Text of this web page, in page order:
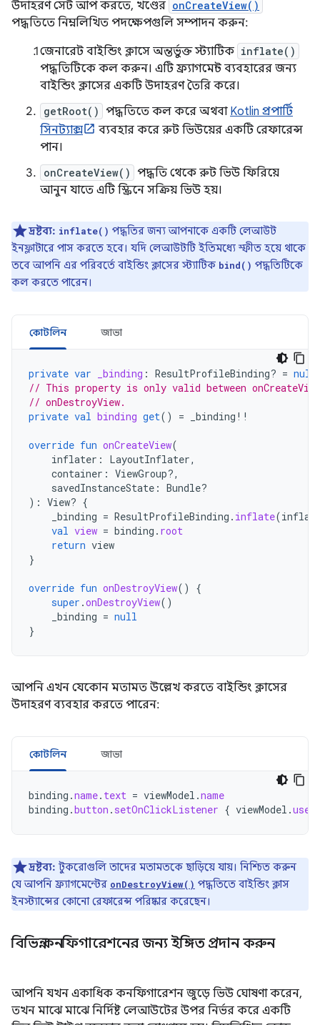
উদাহরণ সেট আপ করতে, খণ্ডের onCreateView()
পদ্ধতিতে নিম্নলিখিত পদক্ষেপগুলি সম্পাদন করুন:
জেনারেট বাইন্ডিং ক্লাসে অন্তর্ভুক্ত স্ট্যাটিক inflate()
পদ্ধতিটিকে কল করুন। এটি ফ্র্যাগমেন্ট ব্যবহারের জন্য
বাইন্ডিং ক্লাসের একটি উদাহরণ তৈরি করে।
getRoot() পদ্ধতিতে কল করে অথবা Kotlin প্রপার্টি
সিনট্যাক্স
ব্যবহার করে রুট ভিউয়ের একটি রেফারেন্স
পান।
onCreateView() পদ্ধতি থেকে রুট ভিউ ফিরিয়ে
আনুন যাতে এটি স্ক্রিনে সক্রিয় ভিউ হয়।
দ্রষ্টব্য: inflate() পদ্ধতির জন্য আপনাকে একটি লেআউট
ইনফ্লাটারে পাস করতে হবে। যদি লেআউটটি ইতিমধ্যে স্ফীত হয়ে থাকে
তবে আপনি এর পরিবর্তে বাইন্ডিং ক্লাসের স্ট্যাটিক bind() পদ্ধতিটিকে
কল করতে পারেন।
কোটলিন জাভা
private var _binding : ResultProfileBinding? = null
// This property is only valid between
// onDestroyView.
private val binding get() = _binding !!
override fun onCreateView(
inflater : LayoutInflater,
container : ViewGroup?,
savedInstanceState : Bundle?
): View? {
_binding = ResultProfileBinding . inflate(
val view = binding . root
return view
}
override fun onDestroyView()
{
super .onDestroyView()
_binding = null
}
আপনি এখন যেকোন মতামত উল্লেখ করতে বাইন্ডিং ক্লাসের
উদাহরণ ব্যবহার করতে পারেন:
কোটলিন জাভা
binding .name. text = viewModel .name
binding .button . setOnClickListener { viewModel .
দ্রষ্টব্য: টুকরোগুলি তাদের মতামতকে ছাড়িয়ে যায়। নিশ্চিত করুন
যে আপনি ফ্র্যাগমেন্টের onDestroyView() পদ্ধতিতে বাইন্ডিং ক্লাস
ইনস্ট্যান্সের কোনো রেফারেন্স পরিষ্কার করেছেন।
বিভিন্ন কনফিগারেশনের জন্য ইঙ্গিত প্রদান করুন
আপনি যখন একাধিক কনফিগারেশন জুড়ে ভিউ ঘোষণা করেন,
তখন মাঝে মাঝে নির্দিষ্ট লেআউটের উপর নির্ভর করে একটি